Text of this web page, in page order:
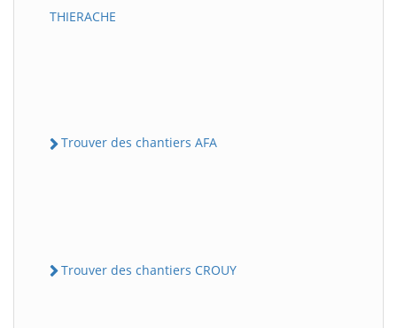
THIERACHE
Trouver des chantiers AFA
Trouver des chantiers CROUY